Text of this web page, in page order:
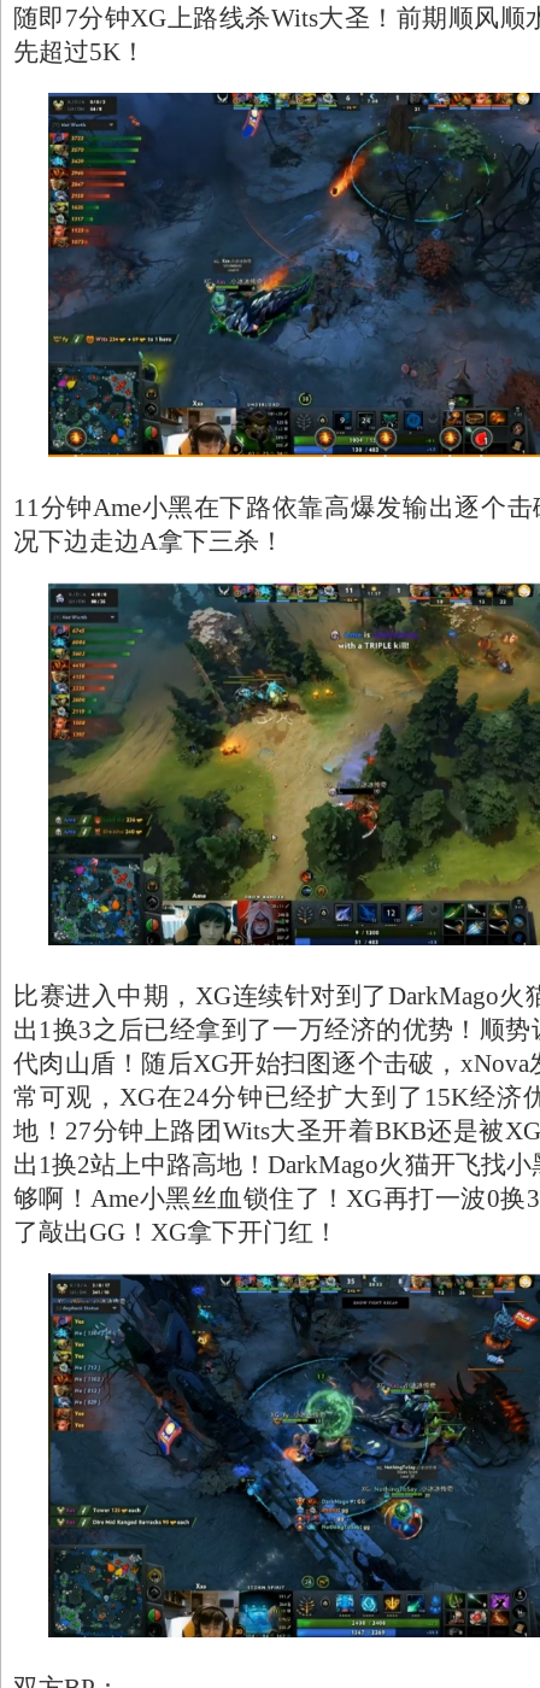
随即7分钟XG上路线杀Wits大圣！前期顺风顺
先超过5K！
11分钟Ame小黑在下路依靠高爆发输出逐个
况下边走边A拿下三杀！
比赛进入中期，XG连续针对到了DarkMago火
出1换3之后已经拿到了一万经济的优势！顺势
代肉山盾！随后XG开始扫图逐个击破，xNova
常可观，XG在24分钟已经扩大到了15K经济
地！27分钟上路团Wits大圣开着BKB还是被
出1换2站上中路高地！DarkMago火猫开飞找
够啊！Ame小黑丝血锁住了！XG再打一波0换
了敲出GG！XG拿下开门红！